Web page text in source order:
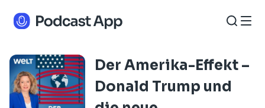
Der Amerika-Effekt –
Donald Trump und